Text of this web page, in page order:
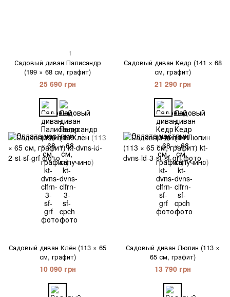
1
Садовый диван Палисандр
(199 × 68 см, графит)
25 690 грн
Садовый диван Кедр (141 × 68
см, графит)
21 290 грн
Садовый диван Клён (113 × 65
см, графит)
10 090 грн
Садовый диван Люпин (113 ×
65 см, графит)
13 790 грн